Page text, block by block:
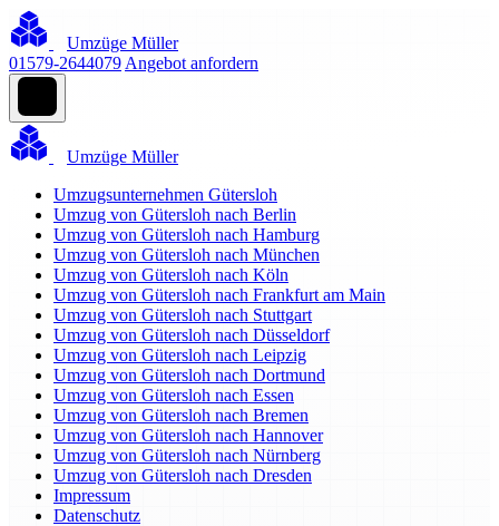
Umzüge Müller
01579-2644079 Angebot anfordern
Umzüge Müller
Umzugsunternehmen Gütersloh
Umzug von Gütersloh nach Berlin
Umzug von Gütersloh nach Hamburg
Umzug von Gütersloh nach München
Umzug von Gütersloh nach Köln
Umzug von Gütersloh nach Frankfurt am Main
Umzug von Gütersloh nach Stuttgart
Umzug von Gütersloh nach Düsseldorf
Umzug von Gütersloh nach Leipzig
Umzug von Gütersloh nach Dortmund
Umzug von Gütersloh nach Essen
Umzug von Gütersloh nach Bremen
Umzug von Gütersloh nach Hannover
Umzug von Gütersloh nach Nürnberg
Umzug von Gütersloh nach Dresden
Impressum
Datenschutz